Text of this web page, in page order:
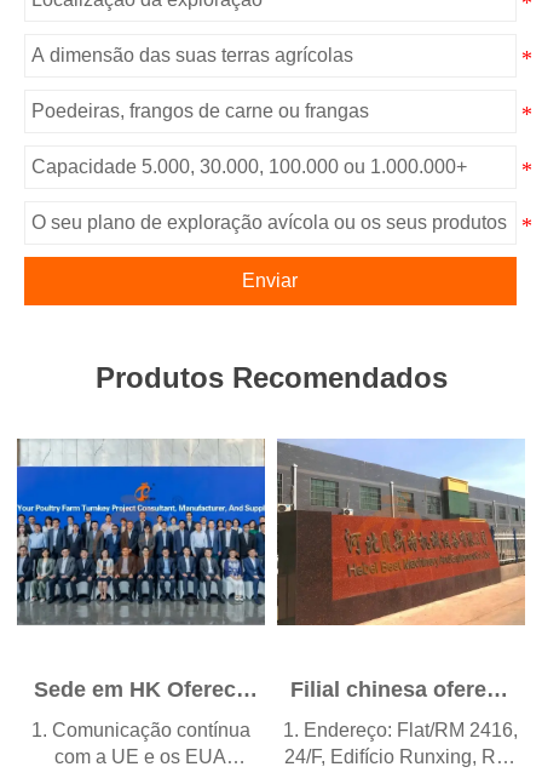
Enviar
Produtos Recomendados
Sede em HK Oferece
Soluções para
Avicultura em
1. Comunicação contínua
com a UE e os EUA
Filial chinesa oferece
plano de negócios
para avicultura e
1. Endereço: Flat/RM 2416,
24/F, Edifício Runxing, Rua